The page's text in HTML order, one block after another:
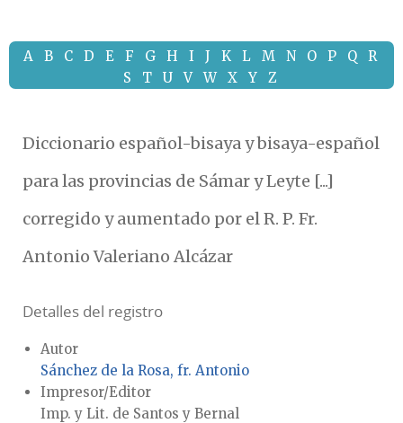
A B C D E F G H I J K L M N O P Q
R
S
T U V W X Y Z
Diccionario español-bisaya y bisaya-español
para las provincias de Sámar y Leyte [...]
corregido y aumentado por el R. P. Fr.
Antonio Valeriano Alcázar
Detalles del registro
Autor
Sánchez de la Rosa, fr. Antonio
Impresor/Editor
Imp. y Lit. de Santos y Bernal